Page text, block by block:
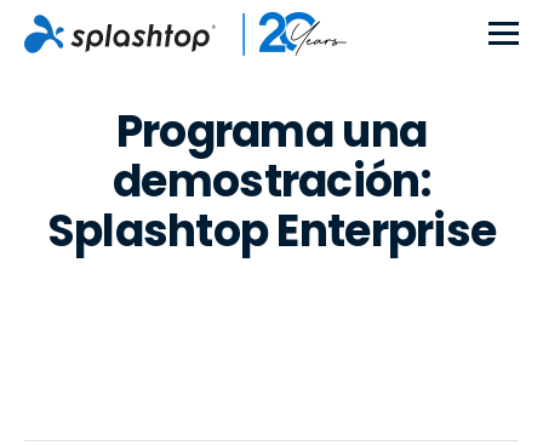
Programa una
demostración:
Splashtop Enterprise